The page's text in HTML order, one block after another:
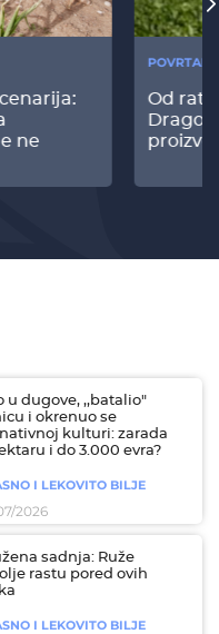
ne
Od
u dugove, ,,batalio"
i okrenuo se
kulturi: zarada
i do 3.000 evra?
I LEKOVITO BILJE
2026
sadnja: Ruže
rastu pored ovih
I LEKOVITO BILJE